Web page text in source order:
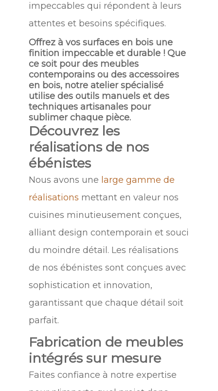
impeccables qui répondent à leurs
attentes et besoins spécifiques.
Offrez à vos surfaces en bois une
finition impeccable et durable ! Que
ce soit pour des meubles
contemporains ou des accessoires
en bois, notre atelier spécialisé
utilise des outils manuels et des
techniques artisanales pour
sublimer chaque pièce.
Découvrez les
réalisations de nos
ébénistes
Nous avons une large gamme de
réalisations mettant en valeur nos
cuisines minutieusement conçues,
alliant design contemporain et souci
du moindre détail. Les réalisations
de nos ébénistes sont conçues avec
sophistication et innovation,
garantissant que chaque détail soit
parfait.
Fabrication de meubles
intégrés sur mesure
Faites confiance à notre expertise